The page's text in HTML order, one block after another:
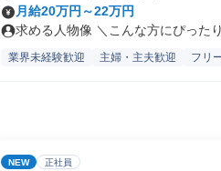
月給20万円～22万円
求める人物像 ＼こんな方にぴった
業界未経験歓迎 主婦・主夫歓迎 フリ
NEW 正社員